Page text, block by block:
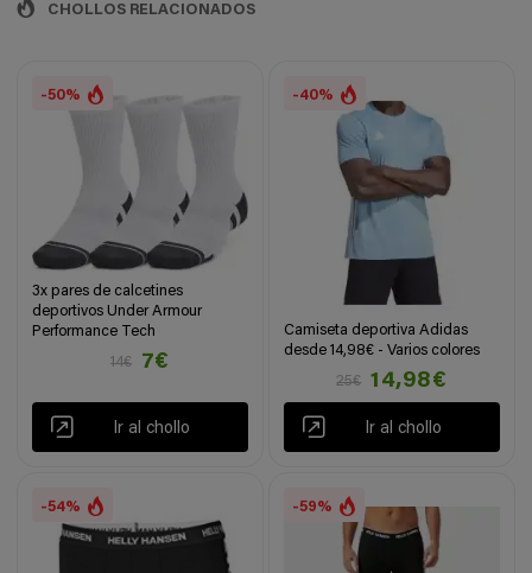
CHOLLOS RELACIONADOS
-50%
3x pares de calcetines
deportivos Under Armour
Performance Tech
14€
7€
Ir al chollo
-40%
Camiseta deportiva Adidas
desde 14,98€ - Varios colores
25€
14,98€
Ir al chollo
-54% -59%